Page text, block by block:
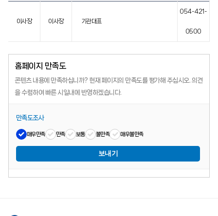
이사장 이사장 기관대표
054-421-
0500
홈페이지 만족도
콘텐츠 내용에 만족하십니까? 현재 페이지의 만족도를 평가해 주십시오. 의견
을 수렴하여 빠른 시일내에 반영하겠습니다.
만족도조사
매우만족 만족 보통 불만족 매우불만족
보내기